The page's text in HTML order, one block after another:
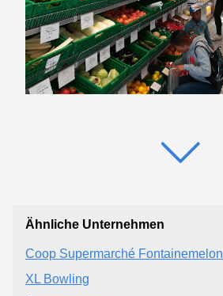
Ähnliche Unternehmen
Coop Supermarché Fontainemelon
XL Bowling